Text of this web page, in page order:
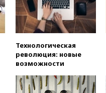
Технологическая
революция: новые
возможности